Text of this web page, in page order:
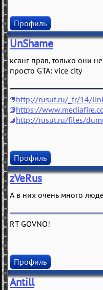
Профиль
UnShame
ксанг прав, только они
просто GTA: vice city
http://rusut.ru/_fr/14/
https://
http://rusut.ru/files/
Профиль
zVeRus
А в них очень много
RT GOVNO!
Профиль
Antill